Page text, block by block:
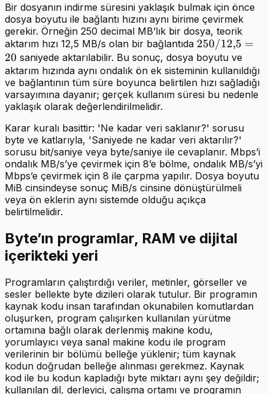
Bir dosyanın indirme süresini yaklaşık bulmak için önce
dosya boyutu ile bağlantı hızını aynı birime çevirmek
gerekir. Örneğin 250 decimal MB’lık bir dosya, teorik
aktarım hızı 12,5 MB/s olan bir bağlantıda 250 /
12{,}5
= 20
250/12,5 =
20 saniyede aktarılabilir. Bu sonuç, dosya boyutu ve
aktarım hızında aynı ondalık ön ek sisteminin kullanıldığı
ve bağlantının tüm süre boyunca belirtilen hızı sağladığı
varsayımına dayanır; gerçek kullanım süresi bu nedenle
yaklaşık olarak değerlendirilmelidir.
Karar kuralı basittir: 'Ne kadar veri saklanır?' sorusu
byte ve katlarıyla, 'Saniyede ne kadar veri aktarılır?'
sorusu bit/saniye veya byte/saniye ile cevaplanır. Mbps’i
ondalık MB/s’ye çevirmek için 8’e bölme, ondalık MB/s’yi
Mbps’e çevirmek için 8 ile çarpma yapılır. Dosya boyutu
MiB cinsindeyse sonuç MiB/s cinsine dönüştürülmeli
veya ön eklerin aynı sistemde olduğu açıkça
belirtilmelidir.
Byte’ın programlar, RAM ve dijital
içerikteki yeri
Programların çalıştırdığı veriler, metinler, görseller ve
sesler bellekte byte dizileri olarak tutulur. Bir programın
kaynak kodu insan tarafından okunabilen komutlardan
oluşurken, program çalışırken kullanılan yürütme
ortamına bağlı olarak derlenmiş makine kodu,
yorumlayıcı veya sanal makine kodu ile program
verilerinin bir bölümü belleğe yüklenir; tüm kaynak
kodun doğrudan belleğe alınması gerekmez. Kaynak
kod ile bu kodun kapladığı byte miktarı aynı şey değildir;
kullanılan dil, derleyici, çalışma ortamı ve programın